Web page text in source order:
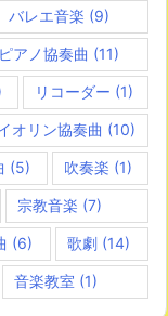
バレエ音楽 (9)
ピアノ協奏曲 (11)
リコーダー (1)
オリン協奏曲 (10)
(5) 吹奏楽 (1)
宗教音楽 (7)
(6) 歌劇(14)
音楽教室 (1)